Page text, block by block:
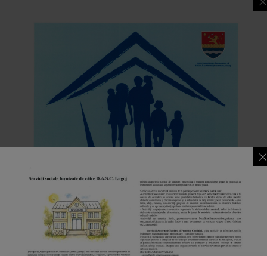
sentința de pensie alimentară pentru minori;
– sentința de plasament / încredințare în original și copie
xerox ( după caz );
Documentele prevăzute în cerere la codul de venit
corespunzător;
Adeverința de venit privind salariu net și valoarea
tichetelor de masă din luna anterioară depunerii cererii;
Adeverință din care să rezulte că membrii familiei, de
organizată potrivit legii, cursuri de zi ( elevi sau
Cupoanele pentru alocațiile de întreținere la copiii
încredințați sau dați în plasament, dacă este cazul;
Contract de locuință;
Alte acte doveditoare (după caz)